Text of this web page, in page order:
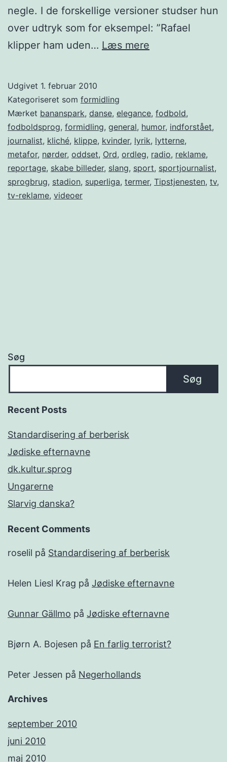
negle. I de forskellige versioner studser hun
over udtryk som for eksempel: ”Rafael
klipper ham uden… Læs mere
Udgivet 1. februar 2010
Kategoriseret som formidling
Mærket bananspark, danse, elegance, fodbold,
fodboldsprog, formidling, general, humor, indforstået,
journalist, kliché, klippe, kvinder, lyrik, lytterne,
metafor, nørder, oddset, Ord, ordleg, radio, reklame,
reportage, skabe billeder, slang, sport, sportjournalist,
sprogbrug, stadion, superliga, termer, Tipstjenesten, tv,
tv-reklame, videoer
Søg
Søg
Recent Posts
Standardisering af berberisk
Jødiske efternavne
dk.kultur.sprog
Ungarerne
Slarvig danska?
Recent Comments
roselil på Standardisering af berberisk
Helen Liesl Krag på Jødiske efternavne
Gunnar Gällmo på Jødiske efternavne
Bjørn A. Bojesen på En farlig terrorist?
Peter Jessen på Negerhollands
Archives
september 2010
juni 2010
maj 2010